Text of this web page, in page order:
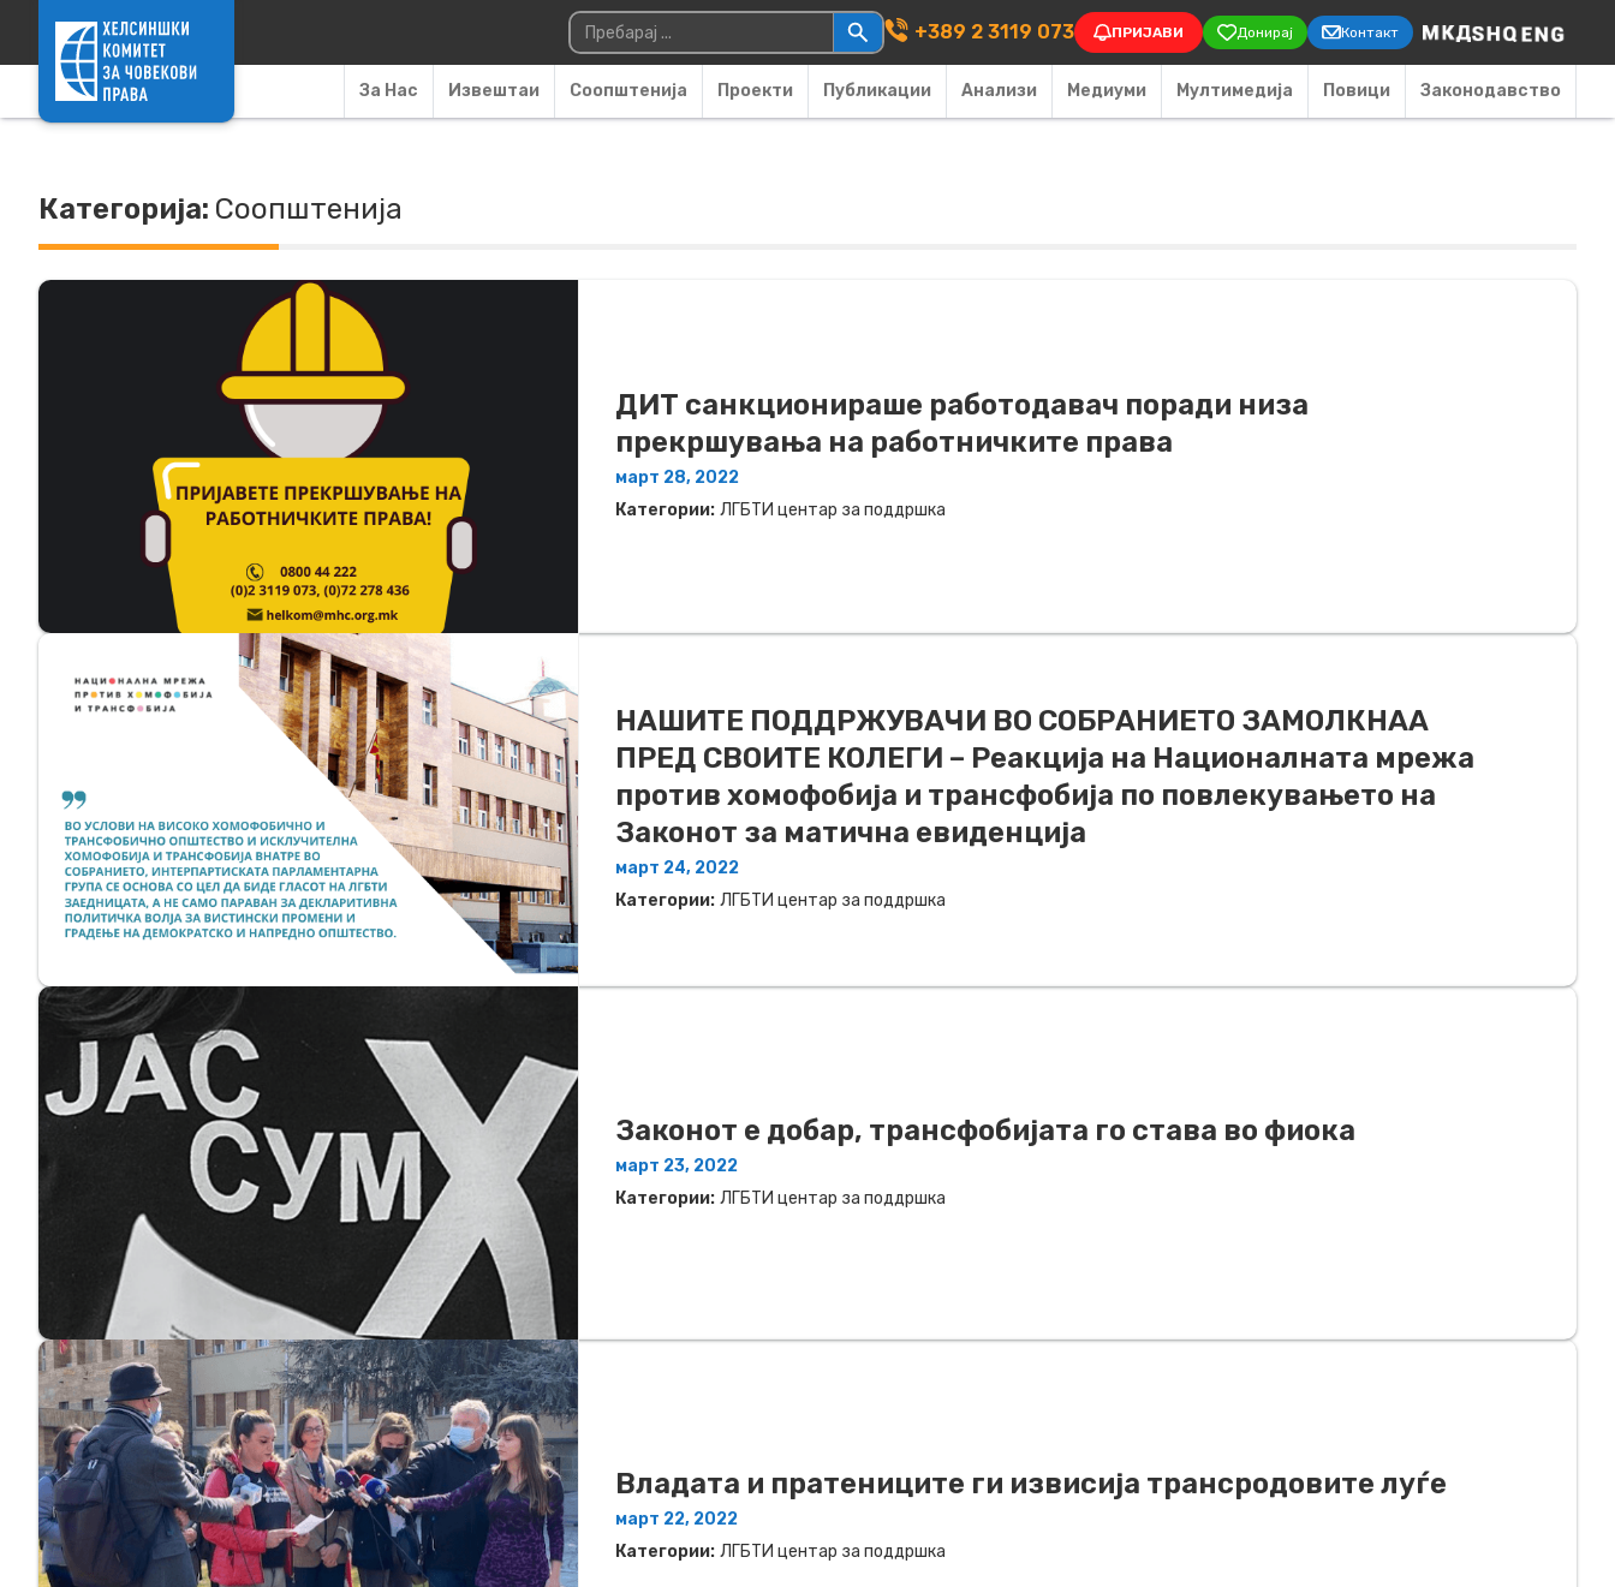
Main Navigation
Пребарувај за: +389 2 3119 073 ПРИЈАВИ Донирај Контакт
За Нас Извештаи Соопштенија Проекти Публикации Анализи Медиуми Мултимедија Повици Законодавство
Категорија: Соопштенија
ДИТ санкционираше работодавач поради низа
прекршувања на работничките права
март 28, 2022
Категории: ЛГБТИ центар за поддршка
НАШИТЕ ПОДДРЖУВАЧИ ВО СОБРАНИЕТО ЗАМОЛКНАА
ПРЕД СВОИТЕ КОЛЕГИ – Реакција на Националната мрежа
против хомофобија и трансфобија по повлекувањето на
Законот за матична евиденција
март 24, 2022
Категории: ЛГБТИ центар за поддршка
Законот е добар, трансфобијата го става во фиока
март 23, 2022
Категории: ЛГБТИ центар за поддршка
Владата и пратениците ги извисија трансродовите луѓе
март 22, 2022
Категории: ЛГБТИ центар за поддршка